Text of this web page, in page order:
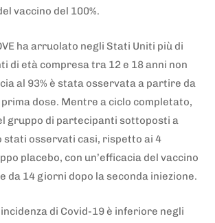
vaccino del 100%.
ha arruolato negli Stati Uniti più di
di età compresa tra 12 e 18 anni non
al 93% è stata osservata a partire da
dose. Mentre a ciclo completato,
gruppo di partecipanti sottoposti a
stati osservati casi, rispetto ai 4
placebo, con un’efficacia del vaccino
da 14 giorni dopo la seconda iniezione.
di Covid-19 è inferiore negli